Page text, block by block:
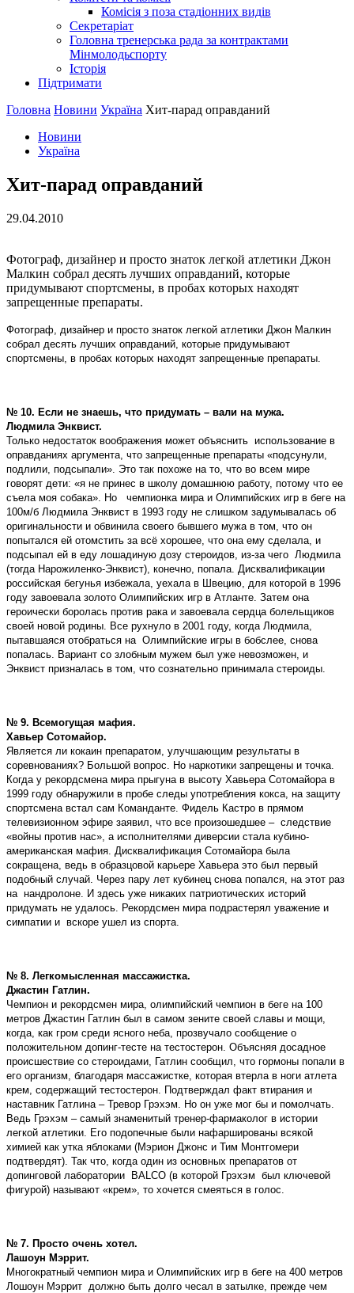
Комісія з поза стадіонних видів
Секретаріат
Головна тренерська рада за контрактами
Мінмолодьспорту
Історія
Підтримати
Головна Новини Україна Хит-парад оправданий
Новини
Україна
Хит-парад оправданий
29.04.2010
Фотограф, дизайнер и просто знаток легкой атлетики Джон
Малкин собрал десять лучших оправданий, которые
придумывают спортсмены, в пробах которых находят
запрещенные препараты.
Фотограф, дизайнер и просто знаток легкой атлетики Джон Малкин
собрал десять лучших оправданий, которые придумывают
спортсмены, в пробах которых находят запрещенные препараты.
№ 10. Если не знаешь, что придумать – вали на мужа.
Людмила Энквист.
Только недостаток воображения может объяснить использование в
оправданиях аргумента, что запрещенные препараты «подсунули,
подлили, подсыпали». Это так похоже на то, что во всем мире
говорят дети: «я не принес в школу домашнюю работу, потому что ее
съела моя собака». Но чемпионка мира и Олимпийских игр в беге на
100м/б Людмила Энквист в 1993 году не слишком задумывалась об
оригинальности и обвинила своего бывшего мужа в том, что он
попытался ей отомстить за всё хорошее, что она ему сделала, и
подсыпал ей в еду лошадиную дозу стероидов, из-за чего Людмила
(тогда Нарожиленко-Энквист), конечно, попала. Дисквалификации
российская бегунья избежала, уехала в Швецию, для которой в 1996
году завоевала золото Олимпийских игр в Атланте. Затем она
героически боролась против рака и завоевала сердца болельщиков
своей новой родины. Все рухнуло в 2001 году, когда Людмила,
пытавшаяся отобраться на Олимпийские игры в бобслее, снова
попалась. Вариант со злобным мужем был уже невозможен, и
Энквист призналась в том, что сознательно принимала стероиды.
№ 9. Всемогущая мафия.
Хавьер Сотомайор.
Является ли кокаин препаратом, улучшающим результаты в
соревнованиях? Большой вопрос. Но наркотики запрещены и точка.
Когда у рекордсмена мира прыгуна в высоту Хавьера Сотомайора в
1999 году обнаружили в пробе следы употребления кокса, на защиту
спортсмена встал сам Команданте. Фидель Кастро в прямом
телевизионном эфире заявил, что все произошедшее – следствие
«войны против нас», а исполнителями диверсии стала кубино-
американская мафия. Дисквалификация Сотомайора была
сокращена, ведь в образцовой карьере Хавьера это был первый
подобный случай. Через пару лет кубинец снова попался, на этот раз
на нандролоне. И здесь уже никаких патриотических историй
придумать не удалось. Рекордсмен мира подрастерял уважение и
симпатии и вскоре ушел из спорта.
№ 8. Легкомысленная массажистка.
Джастин Гатлин.
Чемпион и рекордсмен мира, олимпийский чемпион в беге на 100
метров Джастин Гатлин был в самом зените своей славы и мощи,
когда, как гром среди ясного неба, прозвучало сообщение о
положительном допинг-тесте на тестостерон. Объясняя досадное
происшествие со стероидами, Гатлин сообщил, что гормоны попали в
его организм, благодаря массажистке, которая втерла в ноги атлета
крем, содержащий тестостерон. Подтверждал факт втирания и
наставник Гатлина – Тревор Грэхэм. Но он уже мог бы и помолчать.
Ведь Грэхэм – самый знаменитый тренер-фармаколог в истории
легкой атлетики. Его подопечные были нафаршированы всякой
химией как утка яблоками (Мэрион Джонс и Тим Монтгомери
подтвердят). Так что, когда один из основных препаратов от
допинговой лаборатории BALCO (в которой Грэхэм был ключевой
фигурой) называют «крем», то хочется смеяться в голос.
№ 7. Просто очень хотел.
Лашоун Мэррит.
Многократный чемпион мира и Олимпийских игр в беге на 400 метров
Лошоун Мэррит должно быть долго чесал в затылке, прежде чем